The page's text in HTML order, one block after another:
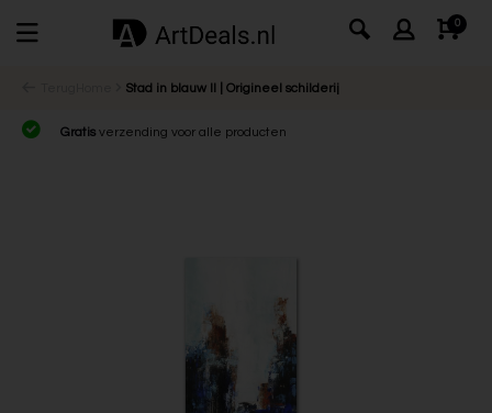
0
Stad in blauw II | Origineel schilderij
Gratis verzending voor alle producten